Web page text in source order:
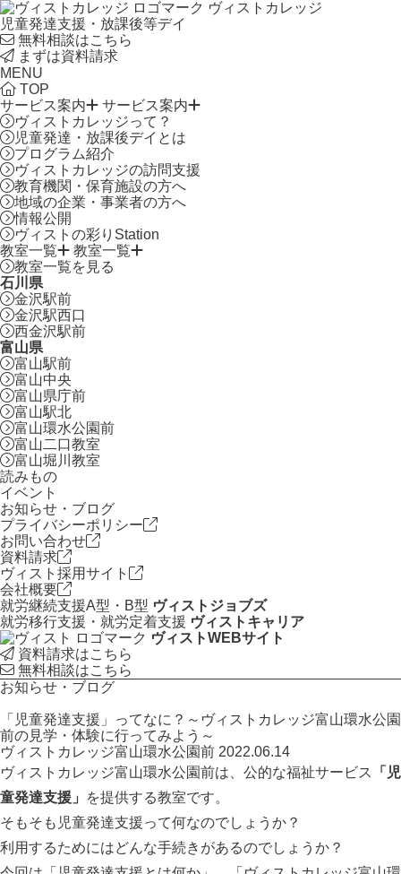
ヴィストカレッジ
児童発達支援・放課後等デイ
無料相談はこちら
まずは資料請求
MENU
TOP
サービス案内
サービス案内
ヴィストカレッジって？
児童発達・放課後デイとは
プログラム紹介
ヴィストカレッジの訪問支援
教育機関・保育施設の方へ
地域の企業・事業者の方へ
情報公開
ヴィストの彩りStation
教室一覧
教室一覧
教室一覧を見る
石川県
金沢駅前
金沢駅西口
西金沢駅前
富山県
富山駅前
富山中央
富山県庁前
富山駅北
富山環水公園前
富山二口教室
富山堀川教室
読みもの
イベント
お知らせ・ブログ
プライバシーポリシー
お問い合わせ
資料請求
ヴィスト採用サイト
会社概要
就労継続支援A型・B型 ヴィストジョブズ
就労移行支援・就労定着支援 ヴィストキャリア
ヴィストWEBサイト
資料請求はこちら
無料相談はこちら
お知らせ・ブログ
「児童発達支援」ってなに？～ヴィストカレッジ富山環水公園
前の見学・体験に行ってみよう～
ヴィストカレッジ富山環水公園前 2022.06.14
ヴィストカレッジ富山環水公園前は、公的な福祉サービス
「児
童発達支援」
を提供する教室です。
そもそも児童発達支援って何なのでしょうか？
利用するためにはどんな手続きがあるのでしょうか？